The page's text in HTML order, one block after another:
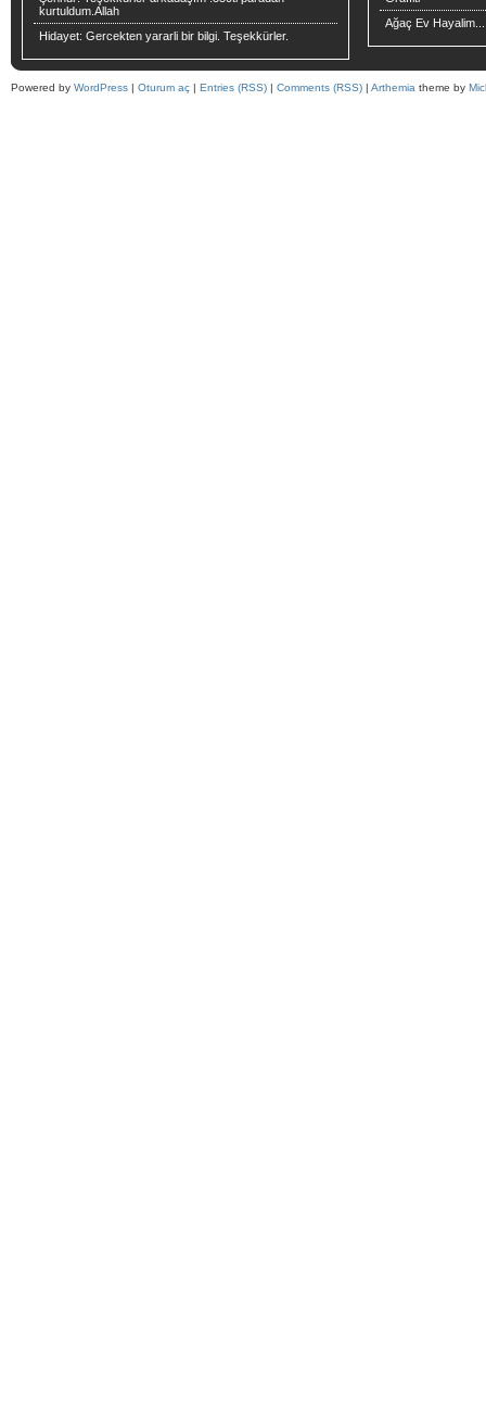
kurtuldum.Allah
Hidayet: Gercekten yararli bir bilgi. Teşekkürler.
Ağaç Ev Hayalim...
Powered by WordPress | Oturum aç | Entries (RSS) | Comments (RSS) | Arthemia theme by